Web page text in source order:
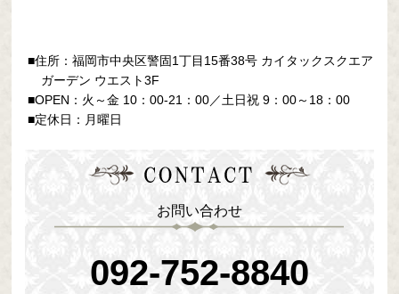
■住所：福岡市中央区警固1丁目15番38号 カイタックスクエア
ガーデン ウエスト3F
■OPEN：火～金 10：00-21：00／土日祝 9：00～18：00
■定休日：月曜日
お問い合わせ
092-752-8840